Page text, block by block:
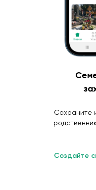
Сохраните
Создайте